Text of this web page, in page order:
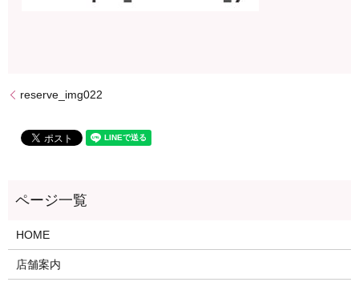
reserve_img022
HOME
店舗案内